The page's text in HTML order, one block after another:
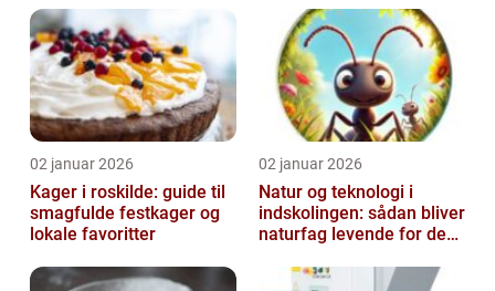
02 januar 2026
Kager i roskilde: guide til
smagfulde festkager og
lokale favoritter
02 januar 2026
Natur og teknologi i
indskolingen: sådan bliver
naturfag levende for de